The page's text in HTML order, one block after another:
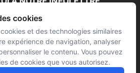
innovations pour vos interventions
aucune nouvelle de L’Arsenal.
cookies
et des technologies similaires
expérience de navigation, analyser
le contenu. Vous pouvez
de cookies que vous autorisez.